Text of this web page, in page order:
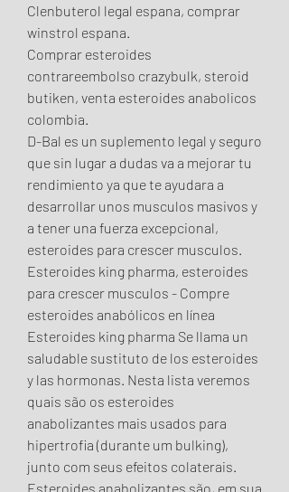
Clenbuterol legal espana, comprar
winstrol espana.
Comprar esteroides
contrareembolso crazybulk, steroid
butiken, venta esteroides anabolicos
colombia.
D-Bal es un suplemento legal y seguro
que sin lugar a dudas va a mejorar tu
rendimiento ya que te ayudara a
desarrollar unos musculos masivos y
a tener una fuerza excepcional,
esteroides para crescer musculos.
Esteroides king pharma, esteroides
para crescer musculos - Compre
esteroides anabólicos en línea
Esteroides king pharma Se llama un
saludable sustituto de los esteroides
y las hormonas. Nesta lista veremos
quais são os esteroides
anabolizantes mais usados para
hipertrofia (durante um bulking),
junto com seus efeitos colaterais.
Esteroides anabolizantes são, em sua